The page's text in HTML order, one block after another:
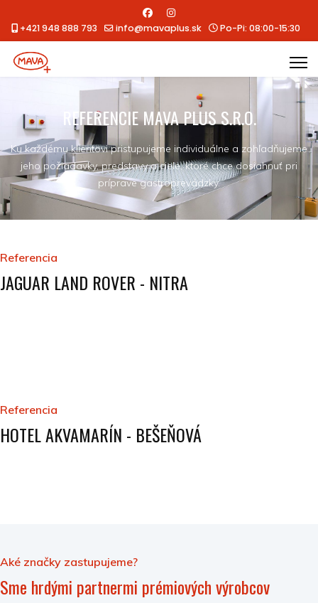
+421 948 888 793 info@mavaplus.sk Po-Pi: 08:00-15:30
REFERENCIE MAVA PLUS S.R.O.
Ku každému klientovi pristupujeme individuálne a zohľadňujeme
jeho požiadavky, predstavy a ciele, ktoré chce dosiahnuť pri
príprave gastroprevádzky.
Referencia
JAGUAR LAND ROVER - NITRA
Referencia
HOTEL AKVAMARÍN - BEŠEŇOVÁ
Aké značky zastupujeme?
Sme hrdými partnermi prémiových výrobcov